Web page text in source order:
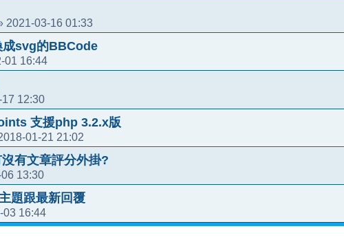
2021-03-16 01:33
svg的BBCode
01 16:44
12:30
支援php 3.2.x版
01-21 21:02
有文章評分外掛?
13:30
題跟最新回覆
03 16:44